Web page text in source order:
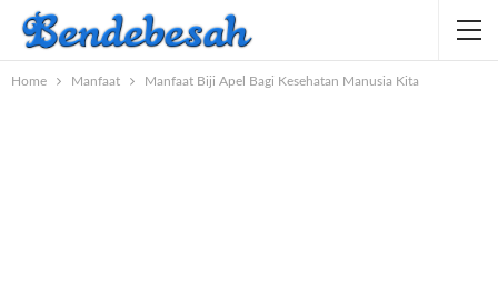
Home Manfaat Manfaat Biji Apel Bagi Kesehatan Manusia Kita